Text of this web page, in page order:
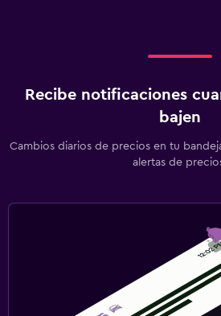
Recibe notificaciones
bajen
Cambios diarios de precios en tu
alertas de